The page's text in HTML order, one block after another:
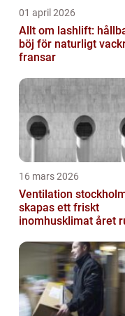
01 april 2026
Allt om lashlift:
böj för naturligt
fransar
16 mars 2026
Ventilation stockholm
skapas ett friskt
inomhusklimat året